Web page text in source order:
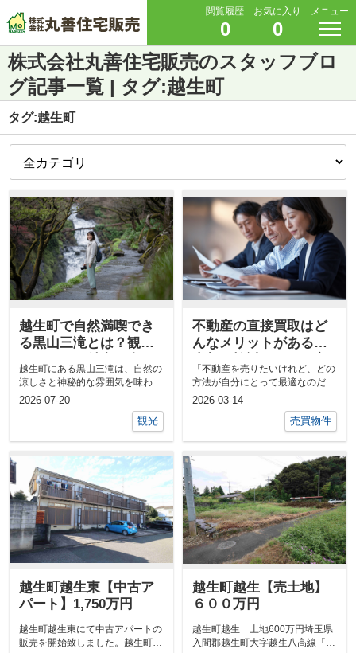
閲覧履歴
0
お気に入り
0
メニュー
株式会社丸善住宅販売のスタッフブロ
グ記事一覧 | タグ:越生町
タグ:越生町
越生町で自然満喫でき
る黒山三滝とは？観光
み方を紹介
越生町にある黒山三滝は、自然の
涼しさと神秘的な雰囲気を味わえ
る人気の観光スポットです。男
2026-07-20
観光
不動産の直接買取はど
んなメリットがある？
へわかりやすく解説
「不動産を売りたいけれど、どの
方法が自分にとって最適なのだろ
う」とお悩みの方も多いのではな
2026-03-14
売買物件
越生町越生東【中古ア
パート】1,750万円
越生町越生東にて中古アパートの
販売を開始致しました。越生町越
越生町越生【売土地】
６００万円
越生町越生 土地600万円埼玉県
入間郡越生町大字越生八高線「越